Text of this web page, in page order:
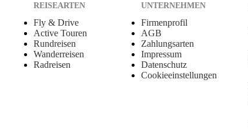
REISEARTEN
Fly & Drive
Active Touren
Rundreisen
Wanderreisen
Radreisen
UNTERNEHMEN
Firmenprofil
AGB
Zahlungsarten
Impressum
Datenschutz
Cookieeinstellungen